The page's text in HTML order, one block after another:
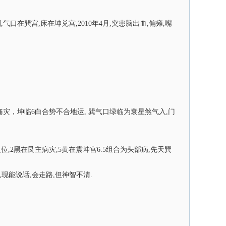
口在巽宫,床在坤兑宫,2010年4月,突患脑出血,偏瘫,嘴
，坤临6白合势不合地运, 巽气口绿临为衰星煞气入,门
,2黑在艮主病灾,5黄在震坤宫6.5组合为头部病,先天巽
能说话,会走路,但神智不清.